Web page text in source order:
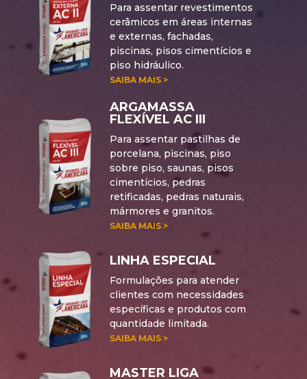
Para assentar revestimentos
cerâmicos em áreas internas
e externas, fachadas,
piscinas, pisos cimentícios e
piso hidráulico.
SAIBA MAIS >
ARGAMASSA
FLEXÍVEL AC III
Para assentar pastilhas de
porcelana, piscinas, piso
sobre piso, saunas, pisos
cimentícios, pedras
retificadas, pedras naturais,
mármores e granitos.
SAIBA MAIS >
LINHA ESPECIAL
Formulações para atender
clientes com necessidades
específicas e produtos com
quantidade limitada.
SAIBA MAIS >
MASTER LIGA